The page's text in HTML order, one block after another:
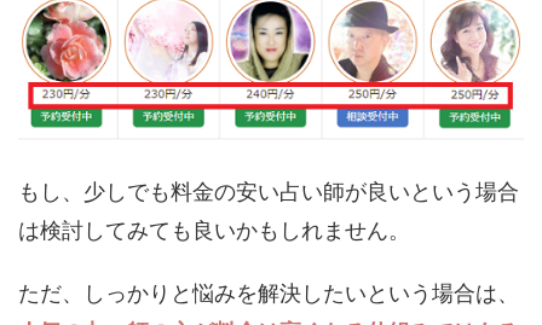
もし、少しでも料金の安い占い師が良いという場合
は検討してみても良いかもしれません。
ただ、しっかりと悩みを解決したいという場合は、